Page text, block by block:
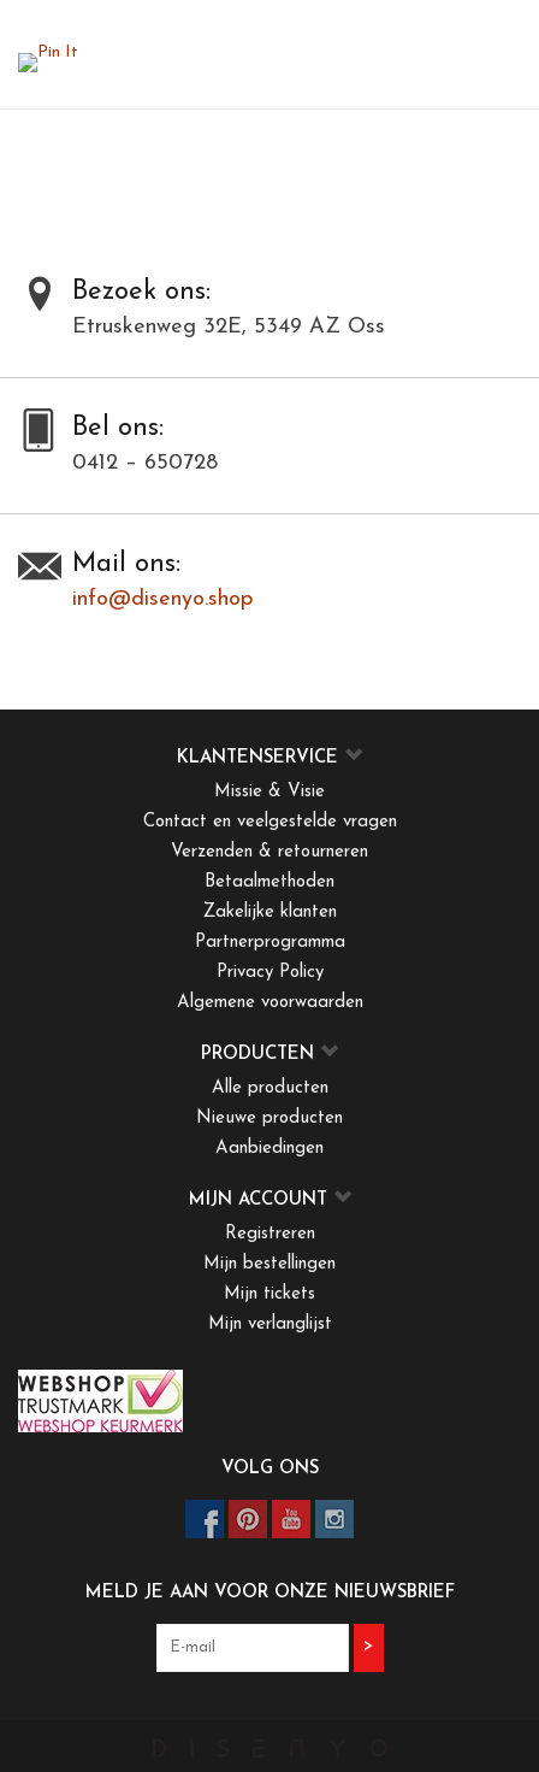
kleinschalige telers op de Filipijnen. Voor een arm land als de
Toevoegen om te vergelijken
Bezoek ons:
Etruskenweg 32E, 5349 AZ Oss
Bel ons:
0412 – 650728
Mail ons:
info@disenyo.shop
KLANTENSERVICE
Missie & Visie
Contact en veelgestelde vragen
Verzenden & retourneren
Betaalmethoden
Zakelijke klanten
Partnerprogramma
Privacy Policy
Algemene voorwaarden
PRODUCTEN
Alle producten
Nieuwe producten
Aanbiedingen
MIJN ACCOUNT
Registreren
Mijn bestellingen
Mijn tickets
Mijn verlanglijst
VOLG ONS
MELD JE AAN VOOR ONZE NIEUWSBRIEF
>